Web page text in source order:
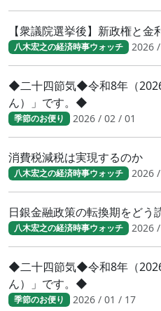
【衆議院選挙後】新政権と
八木宏之の経済時事ウォッチ 2026
◆二十四節気◆令和8年（
ん）」です。◆
季節のお便り 2026 / 02 / 01
消費税減税は実現するのか
八木宏之の経済時事ウォッチ 2026
日銀金融政策の転換期をどう
八木宏之の経済時事ウォッチ 2026
◆二十四節気◆令和8年（
ん）」です。◆
季節のお便り 2026 / 01 / 17